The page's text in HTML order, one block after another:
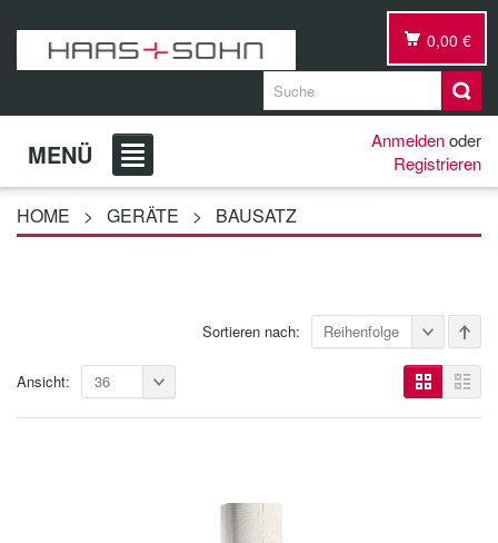
0,00 €
MENÜ Anmeldenoder
Registrieren
HOME > GERÄTE > BAUSATZ
Sortieren nach: Reihenfolge
Ansicht: 36